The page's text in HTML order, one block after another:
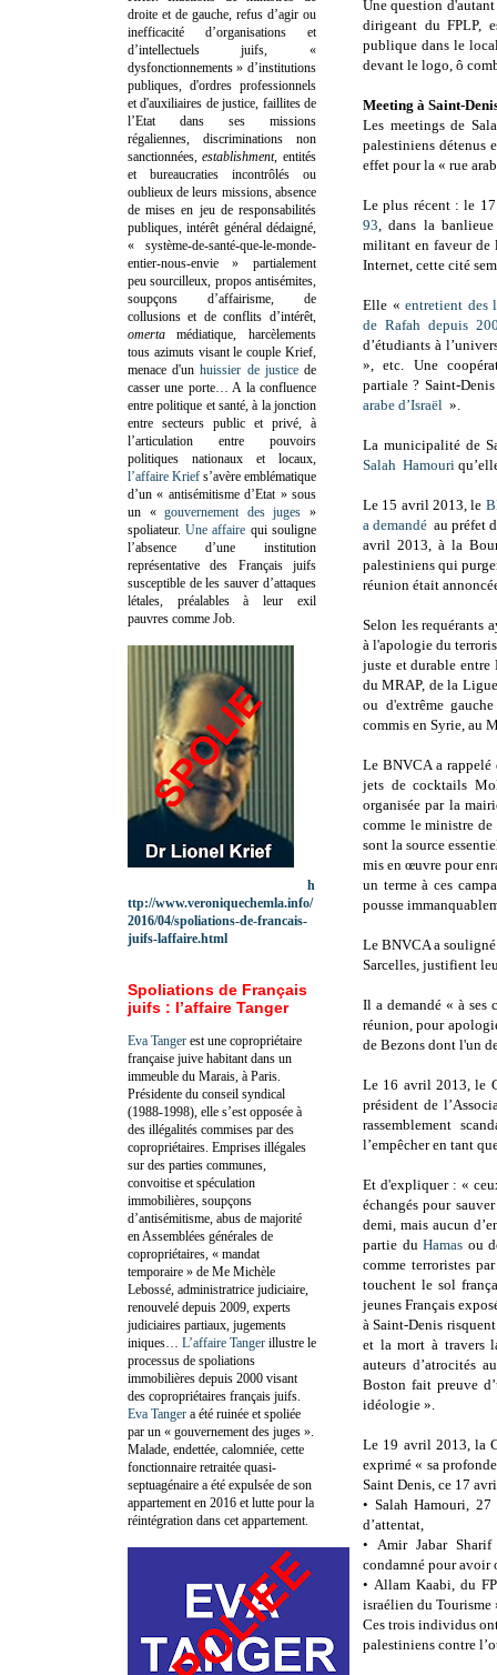
Une question
dirigeant du FPLP,
publique dans le
devant le logo, ô
Meeting à Saint-
Les meetings de
palestiniens détenus
effet pour la « rue
Le plus récent : le
93, dans la
militant en faveur de
Internet, cette cité
Elle «entretient des
de Rafah depuis
d’étudiants à
», etc. Une
partiale ? Saint-
arabe d’Israël ».
La municipalité de
Salah Hamouri
Le 15 avril 2013, le
a demandé au préfet
avril 2013, à la
palestiniens qui
réunion était
Selon les requérants
à l'apologie du
juste et durable entre
du MRAP, de la
ou d'extrême
commis en Syrie, au
Le BNVCA a
jets de cocktails
organisée par la
comme le ministre
sont la source
mis en œuvre pour
un terme à ces
pousse
Le BNVCA a
Sarcelles, justifient
Il a demandé « à ses
réunion, pour
de Bezons dont l'un
Le 16 avril 2013, le
président de
rassemblement
l’empêcher en tant
Et d'expliquer : «
échangés pour
demi, mais aucun
partie duHamas ou
comme terroristes
touchent le sol
jeunes Français
à Saint-Denis
et la mort à travers
auteurs d’atrocités
Boston fait preuve
idéologie ».
Le 19 avril 2013, la
exprimé « sa
Saint Denis, ce 17
• Salah Hamouri, 27
d’attentat,
• Amir Jabar Sharif
condamné pour avoir
• Allam Kaabi, du
israélien du Tourisme
Ces trois individus
palestiniens contre
droite et de gauche, refus d’agir ou
inefficacité d’organisations et
d’intellectuels juifs, «
dysfonctionnements » d’institutions
publiques, d'ordres professionnels
et d'auxiliaires de justice, faillites de
l’Etat dans ses missions
régaliennes, discriminations non
sanctionnées,establishment, entités
et bureaucraties incontrôlés ou
oublieux de leurs missions, absence
de mises en jeu de responsabilités
publiques, intérêt général dédaigné,
« système-de-santé-que-le-monde-
entier-nous-envie » partialement
peu sourcilleux, propos antisémites,
soupçons d’affairisme, de
collusions et de conflits d’intérêt,
omertamédiatique, harcèlements
tous azimuts visant le couple Krief,
menace d'unhuissier de justicede
casser une porte… A la confluence
entre politique et santé, à la jonction
entre secteurs public et privé, à
l’articulation entre pouvoirs
politiques nationaux et locaux,
l’affaire Krief s’avère emblématique
d’un « antisémitisme d’Etat » sous
un «gouvernement des juges »
spoliateur.Une affaire qui souligne
l’absence d’une institution
représentative des Français juifs
susceptible de les sauver d’attaques
létales, préalables à leur exil
pauvres comme Job.
h
ttp://www.veroniquechemla.info/
2016/04/spoliations-de-francais-
juifs-laffaire.html
Spoliations de Français
juifs : l’affaire Tanger
Eva Tanger est une copropriétaire
française juive habitant dans un
immeuble du Marais, à Paris.
Présidente du conseil syndical
(1988-1998), elle s’est opposée à
des illégalités commises par des
copropriétaires. Emprises illégales
sur des parties communes,
convoitise et spéculation
immobilières, soupçons
d’antisémitisme, abus de majorité
en Assemblées générales de
copropriétaires, « mandat
temporaire » de Me Michèle
Lebossé, administratrice judiciaire,
renouvelé depuis 2009, experts
judiciaires partiaux, jugements
iniques… L’affaire Tanger illustre le
processus de spoliations
immobilières depuis 2000 visant
des copropriétaires français juifs.
Eva Tanger a été ruinée et spoliée
par un « gouvernement des juges ».
Malade, endettée, calomniée, cette
fonctionnaire retraitée quasi-
septuagénaire a été expulsée de son
appartement en 2016 et lutte pour la
réintégration dans cet appartement.